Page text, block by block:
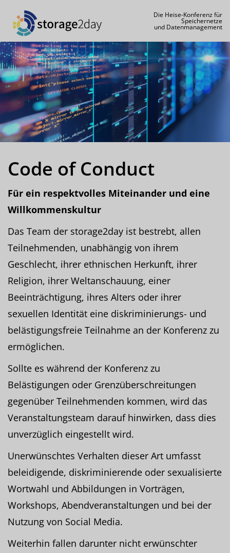
Die Heise-Konferenz für
Speichernetze
und Datenmanagement
Code of Conduct
Für ein respektvolles Miteinander und eine
Willkommenskultur
Das Team der storage2day ist bestrebt, allen
Teilnehmenden, unabhängig von ihrem
Geschlecht, ihrer ethnischen Herkunft, ihrer
Religion, ihrer Weltanschauung, einer
Beeinträchtigung, ihres Alters oder ihrer
sexuellen Identität eine diskriminierungs- und
belästigungsfreie Teilnahme an der Konferenz zu
ermöglichen.
Sollte es während der Konferenz zu
Belästigungen oder Grenzüberschreitungen
gegenüber Teilnehmenden kommen, wird das
Veranstaltungsteam darauf hinwirken, dass dies
unverzüglich eingestellt wird.
Unerwünschtes Verhalten dieser Art umfasst
beleidigende, diskriminierende oder sexualisierte
Wortwahl und Abbildungen in Vorträgen,
Workshops, Abendveranstaltungen und bei der
Nutzung von Social Media.
Weiterhin fallen darunter nicht erwünschter